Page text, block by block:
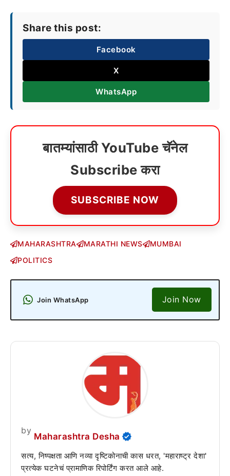
Share this post:
Facebook
X
WhatsApp
बातम्यांसाठी YouTube चॅनेल
Subscribe करा
SUBSCRIBE NOW
MAHARASHTRA MARATHI NEWS
MUMBAI
POLITICS
Join WhatsApp Join Now
by
Maharashtra Desha
सत्य, निष्पक्षता आणि नव्या दृष्टिकोनाची कास धरत, 'महाराष्ट्र देशा'
प्रत्येक घटनेचं प्रामाणिक रिपोर्टिंग करत आले आहे.